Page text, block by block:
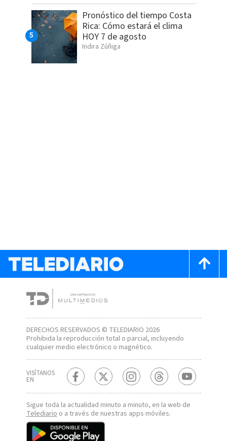
Pronóstico del tiempo Costa
Rica: Cómo estará el clima
HOY 7 de agosto
Indira Zúñiga
DERECHOS RESERVADOS © TELEDIARIO 2026
Prohibida la reproducción total o parcial, incluyendo
cualquier medio electrónico o magnético.
VISÍTANOS
EN
Sigue toda la actualidad minuto a minuto, en la web de
Telediarioo a través de nuestras apps móviles.